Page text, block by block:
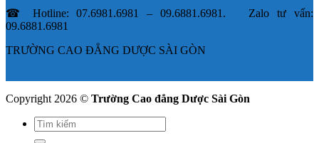
☎ Hotline: 07.6981.6981 – 09.6881.6981. Zalo tư vấn:
09.6881.6981
TRƯỜNG CAO ĐẲNG DƯỢC SÀI GÒN
Copyright 2026 © Trường Cao đẳng Dược Sài Gòn